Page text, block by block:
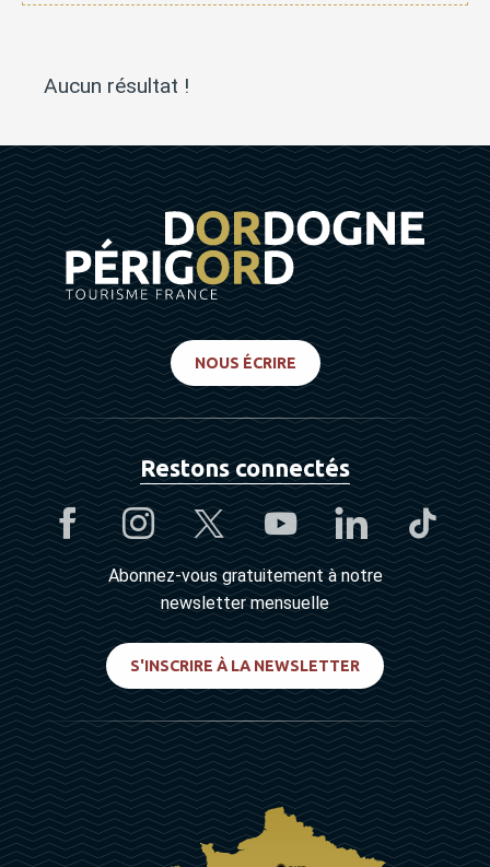
Aucun résultat !
NOUS ÉCRIRE
Restons connectés
Abonnez-vous gratuitement à notre
newsletter mensuelle
S'INSCRIRE À LA NEWSLETTER